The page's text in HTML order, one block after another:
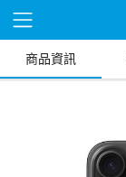
商品資訊